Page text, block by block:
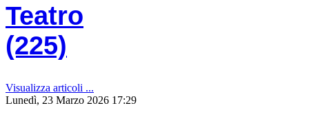
Teatro
(225)
Visualizza articoli ...
Lunedì, 23 Marzo 2026 17:29